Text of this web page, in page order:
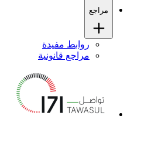
مراجع
روابط مفيدة
مراجع قانونية